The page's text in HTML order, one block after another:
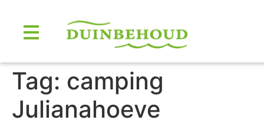
Tag: camping
Julianahoeve